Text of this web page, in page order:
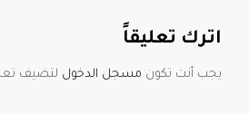
اترك تعليقاً
يجب أنت تكون مسجل الدخول لتضيف